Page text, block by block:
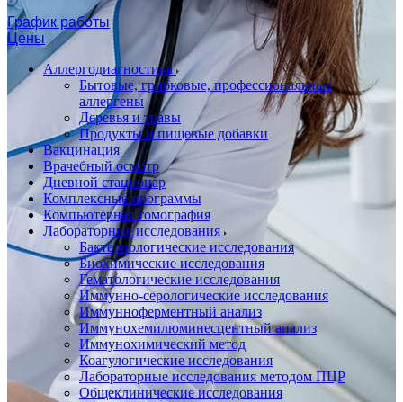
График работы
Цены
Аллергодиагностика
Бытовые, грибковые, профессиональные
аллергены
Деревья и травы
Продукты и пищевые добавки
Вакцинация
Врачебный осмотр
Дневной стационар
Комплексные программы
Компьютерная томография
Лабораторные исследования
Бактериологические исследования
Биохимические исследования
Гематологические исследования
Иммунно-серологические исследования
Иммунноферментный анализ
Иммунохемилюминесцентный анализ
Иммунохимический метод
Коагулогические исследования
Лабораторные исследования методом ПЦР
Общеклинические исследования